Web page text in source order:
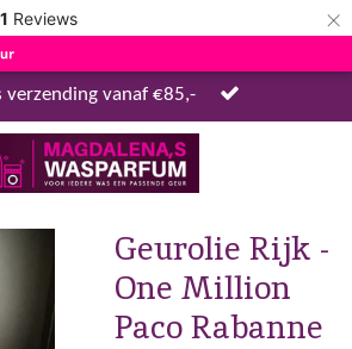
Reviews ×
verzending vanaf €85,-
Geurolie Rijk -
One Million
Paco Rabanne